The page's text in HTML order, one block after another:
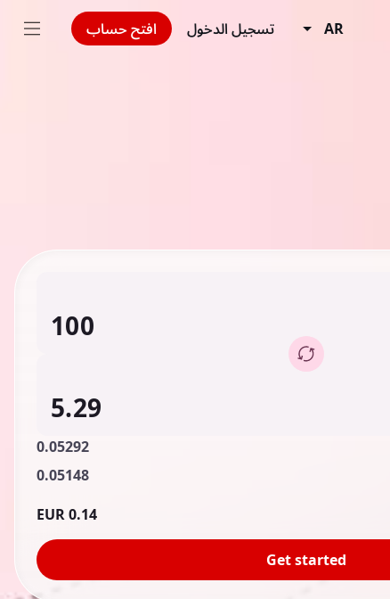
AR تسجيل الدخول افتح حساب
0.05292
0.05148
0.14 EUR
Get started